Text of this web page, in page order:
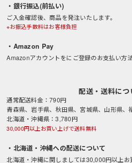
・銀行振込(前払い)
ご入金確認後、商品を発注いたします。
※お振込手数料はお客様負担
・Amazon Pay
Amazonアカウントをにご登録のお支払い方
配送・送料につ
通常配送料金：790円
青森県、岩手県、秋田県、宮城県、山形県、
北海道・沖縄県：3,780円
30,000円以上お買い上げで送料無料
・北海道・沖縄への配送について
北海道・沖縄に関しましては30,000円以上